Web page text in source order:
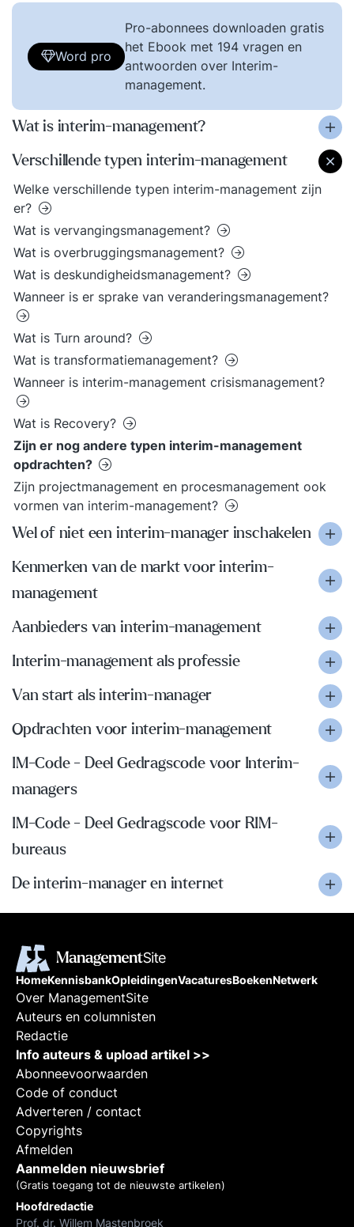
Word pro
Pro-abonnees downloaden gratis
het Ebook met 194 vragen en
antwoorden over Interim-
management.
Wat is interim-management?
Verschillende typen interim-management
Welke verschillende typen interim-management zijn
er?
Wat is vervangingsmanagement?
Wat is overbruggingsmanagement?
Wat is deskundigheidsmanagement?
Wanneer is er sprake van veranderingsmanagement?
Wat is Turn around?
Wat is transformatiemanagement?
Wanneer is interim-management crisismanagement?
Wat is Recovery?
Zijn er nog andere typen interim-management
opdrachten?
Zijn projectmanagement en procesmanagement ook
vormen van interim-management?
Wel of niet een interim-manager inschakelen
Kenmerken van de markt voor interim-
management
Aanbieders van interim-management
Interim-management als professie
Van start als interim-manager
Opdrachten voor interim-management
IM-Code - Deel Gedragscode voor Interim-
managers
IM-Code - Deel Gedragscode voor RIM-
bureaus
De interim-manager en internet
HomeKennisbankOpleidingenVacaturesBoekenNetwerk
Over ManagementSite
Auteurs en columnisten
Redactie
Info auteurs & upload artikel >>
Abonneevoorwaarden
Code of conduct
Adverteren / contact
Copyrights
Afmelden
Aanmelden nieuwsbrief
(Gratis toegang tot de nieuwste artikelen)
Hoofdredactie
Prof. dr. Willem Mastenbroek